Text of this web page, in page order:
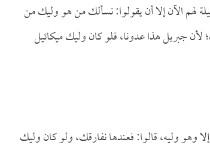
لهم الآن إلا أن يقولوا: نسألك من هو وليك من
لأن جبريل هذا عدونا، فلو كان وليك ميكائيل
وهو وليه، قالوا: فعندها نفارقك، ولو كان وليك